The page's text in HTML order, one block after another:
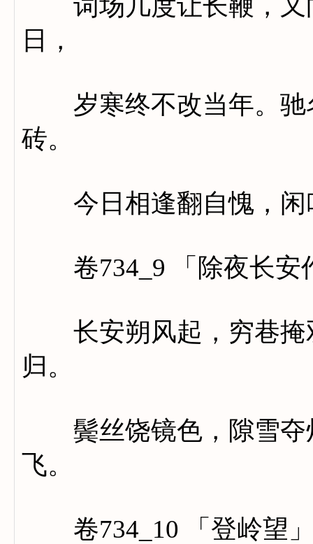
词场几度让长鞭，又
日，
岁寒终不改当年。驰
砖。
今日相逢翻自愧，闲
卷734_9 「除夜长安
长安朔风起，穷巷掩
归。
鬓丝饶镜色，隙雪夺
飞。
卷734_10 「登岭望